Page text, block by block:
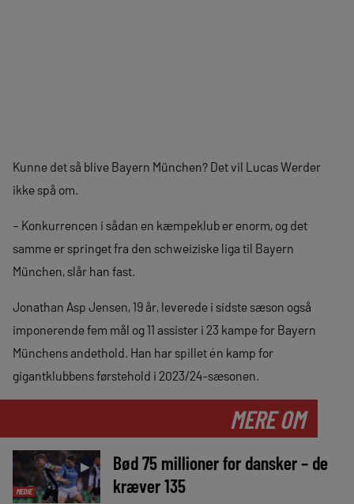
Kunne det så blive Bayern München? Det vil Lucas Werder
ikke spå om.
– Konkurrencen i sådan en kæmpeklub er enorm, og det
samme er springet fra den schweiziske liga til Bayern
München, slår han fast.
Jonathan Asp Jensen, 19 år, leverede i sidste sæson også
imponerende fem mål og 11 assister i 23 kampe for Bayern
Münchens andethold. Han har spillet én kamp for
gigantklubbens førstehold i 2023/24-sæsonen.
MERE OM
MEDIE
►
Bød 75 millioner for dansker – de
kræver 135